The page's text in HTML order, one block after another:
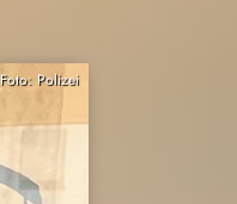
Foto: Polizei